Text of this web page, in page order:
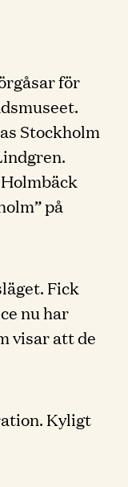
för
Stockholm
på
Fick
nu har
visar att de
Kyligt